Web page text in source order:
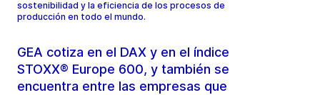
sostenibilidad y la eficiencia de los procesos de
producción en todo el mundo.
GEA cotiza en el DAX y en el índice
STOXX® Europe 600, y también se
encuentra entre las empresas que